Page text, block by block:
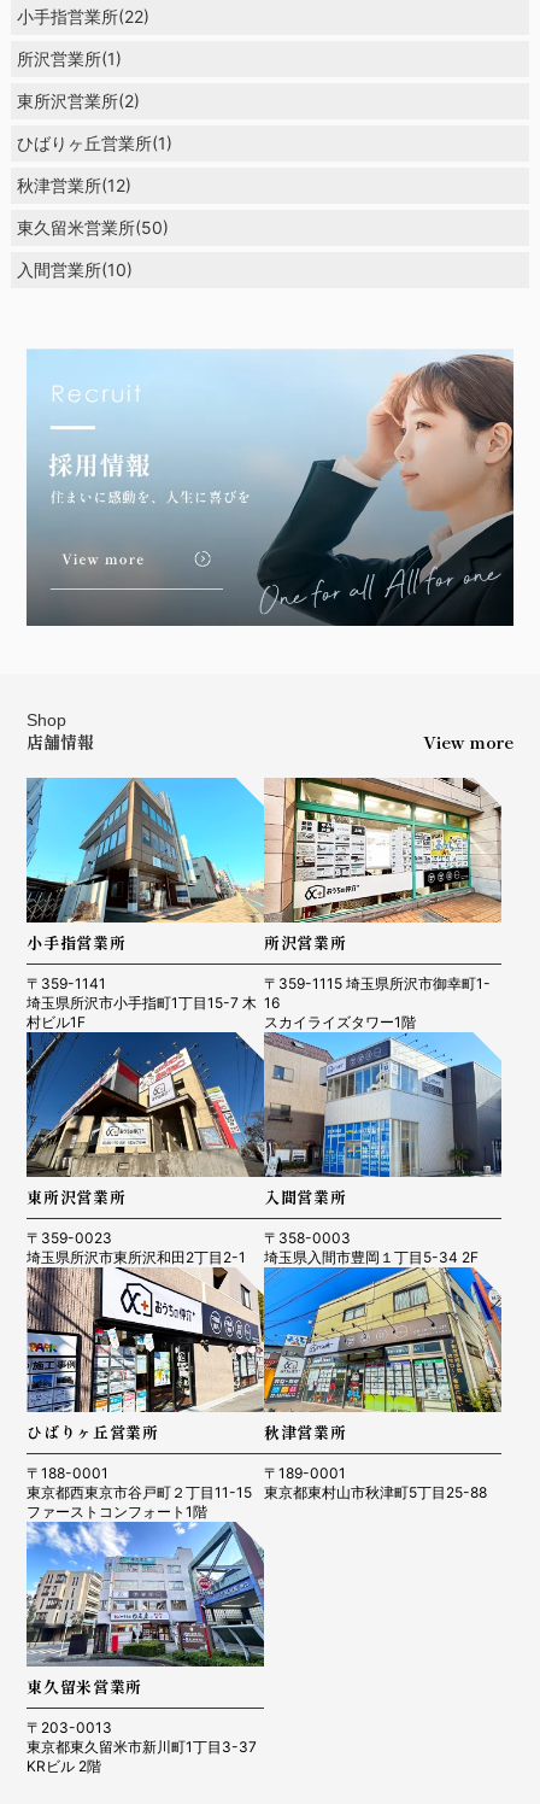
小手指営業所(22)
所沢営業所(1)
東所沢営業所(2)
ひばりヶ丘営業所(1)
秋津営業所(12)
東久留米営業所(50)
入間営業所(10)
Shop
店舗情報 View more
小手指営業所
〒359-1141
埼玉県所沢市小手指町1丁目15-7 木
村ビル1F
所沢営業所
〒359-1115 埼玉県所沢市御幸町1-
16
スカイライズタワー1階
東所沢営業所
〒359-0023
埼玉県所沢市東所沢和田2丁目2-1
入間営業所
〒358-0003
埼玉県入間市豊岡１丁目5-34 2F
ひばりヶ丘営業所
〒188-0001
東京都西東京市谷戸町２丁目11-15
ファーストコンフォート1階
秋津営業所
〒189-0001
東京都東村山市秋津町5丁目25-88
東久留米営業所
〒203-0013
東京都東久留米市新川町1丁目3-37
KRビル 2階